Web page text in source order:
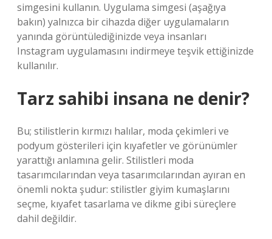
simgesini kullanın. Uygulama simgesi (aşağıya
bakın) yalnızca bir cihazda diğer uygulamaların
yanında görüntülediğinizde veya insanları
Instagram uygulamasını indirmeye teşvik ettiğinizde
kullanılır.
Tarz sahibi insana ne denir?
Bu; stilistlerin kırmızı halılar, moda çekimleri ve
podyum gösterileri için kıyafetler ve görünümler
yarattığı anlamına gelir. Stilistleri moda
tasarımcılarından veya tasarımcılarından ayıran en
önemli nokta şudur: stilistler giyim kumaşlarını
seçme, kıyafet tasarlama ve dikme gibi süreçlere
dahil değildir.